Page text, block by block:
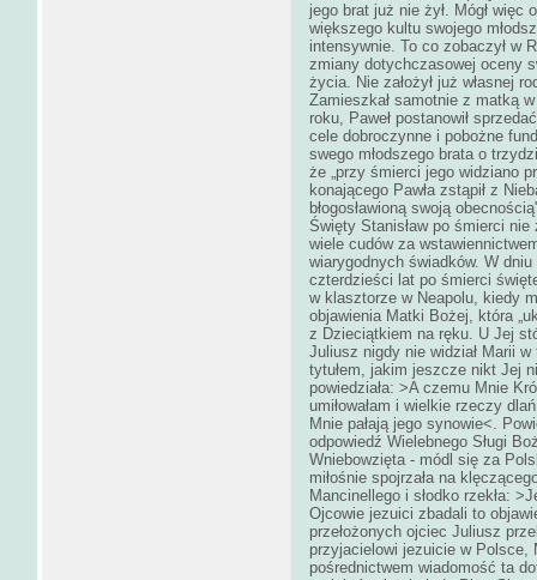
jego brat już nie żył. Mógł
większego kultu swojego
intensywnie. To co zobaczył w
zmiany dotychczasowej oceny
życia. Nie założył już własnej
Zamieszkał samotnie z matką
roku, Paweł postanowił
cele dobroczynne i pobożne
swego młodszego brata o
że „przy śmierci jego widziano
konającego Pawła zstąpił z
błogosławioną swoją
Święty Stanisław po śmierci
wiele cudów za
wiarygodnych świadków. W
czterdzieści lat po śmierci
w klasztorze w Neapolu, kiedy
objawienia Matki Bożej, która
z Dzieciątkiem na ręku. U Jej
Juliusz nigdy nie widział Marii
tytułem, jakim jeszcze nikt Jej
powiedziała: >A czemu Mnie
umiłowałam i wielkie rzeczy
Mnie pałają jego synowie<.
odpowiedź Wielebnego Sługi
Wniebowzięta - módl się za
miłośnie spojrzała na
Mancinellego i słodko rzekła:
Ojcowie jezuici zbadali to
przełożonych ojciec Juliusz
przyjacielowi jezuicie w Polsce,
pośrednictwem wiadomość ta